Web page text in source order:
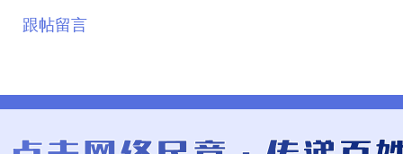
跟帖留言